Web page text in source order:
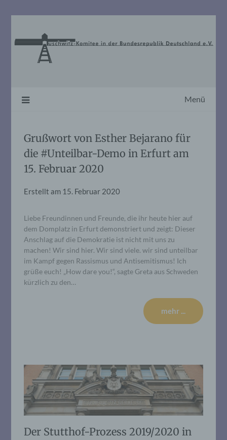
Menü
Grußwort von Esther Bejarano für
die #Unteilbar-Demo in Erfurt am
15. Februar 2020
Erstellt am 15. Februar 2020
Liebe Freundinnen und Freunde, die ihr heute hier auf
dem Domplatz in Erfurt demonstriert und zeigt: Dieser
Anschlag auf die Demokratie ist nicht mit uns zu
machen! Wir sind hier. Wir sind viele. wir sind unteilbar
im Kampf gegen Rassismus und Antisemitismus! Ich
grüße euch! „How dare you!“, sagte Greta aus Schweden
kürzlich zu den…
mehr ...
Der Stutthof-Prozess 2019/2020 in